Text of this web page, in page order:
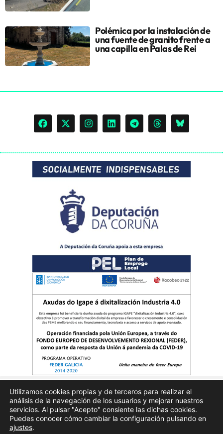
Polémica por la instalación de
una fuente de granito frente a
una capilla en Palas de Rei
Quienes somos Publicidad Aviso Legal Politicas de privacidad
Utilizamos cookies propias y de terceros para realizar el
análisis de la navegación de los usuarios y mejorar nuestros
servicios. Al pulsar "Acepto" consiente las dichas cookies.
Puedes conocer cómo cambiar la configuración pulsando en
ajustes.